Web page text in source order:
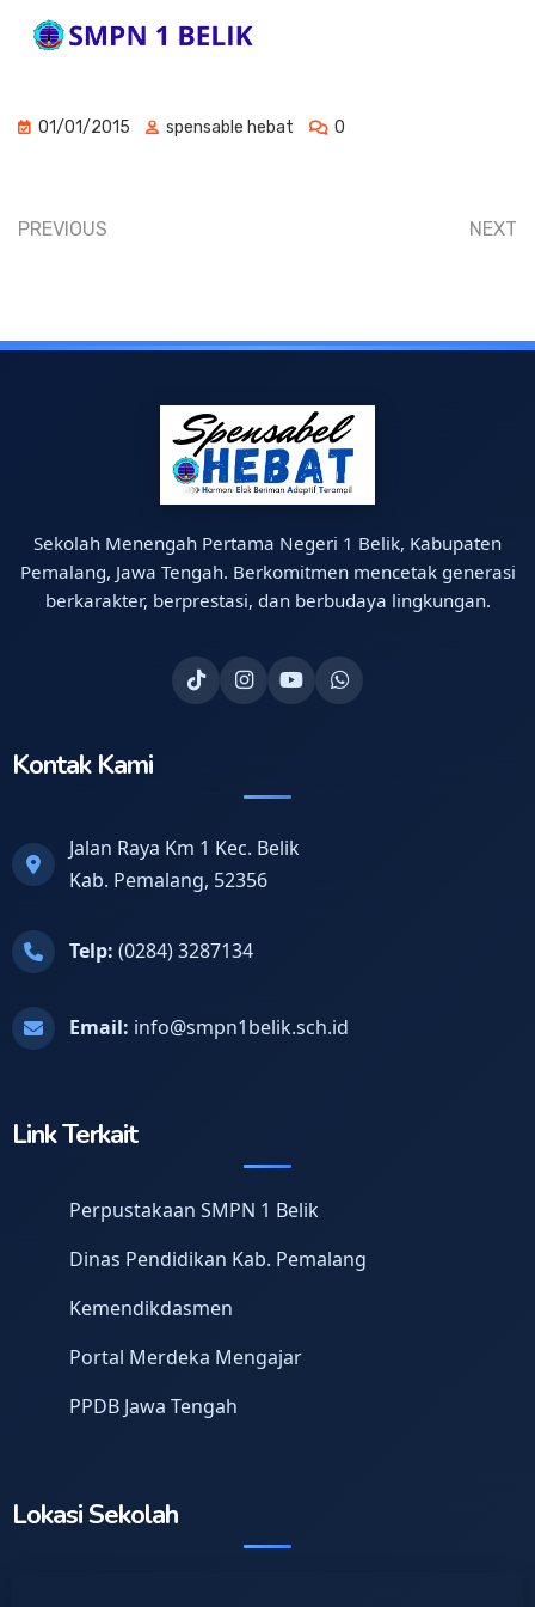
01/01/2015 spensable hebat 0
PREVIOUS NEXT
Sekolah Menengah Pertama Negeri 1 Belik, Kabupaten
Pemalang, Jawa Tengah. Berkomitmen mencetak generasi
berkarakter, berprestasi, dan berbudaya lingkungan.
Kontak Kami
Jalan Raya Km 1 Kec. Belik
Kab. Pemalang, 52356
Telp: (0284) 3287134
Email: info@smpn1belik.sch.id
Link Terkait
Perpustakaan SMPN 1 Belik
Dinas Pendidikan Kab. Pemalang
Kemendikdasmen
Portal Merdeka Mengajar
PPDB Jawa Tengah
Lokasi Sekolah